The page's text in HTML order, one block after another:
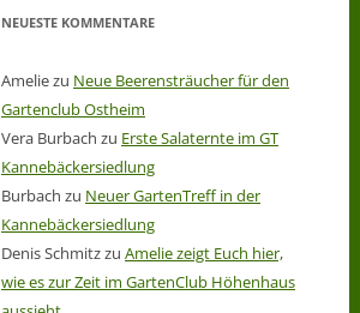
NEUESTE KOMMENTARE
Ameliezu Neue Beerensträucher für den
Gartenclub Ostheim
Vera Burbach zu Erste Salaternte im GT
Kannebäckersiedlung
Burbach zu Neuer GartenTreff in der
Kannebäckersiedlung
Denis Schmitzzu Amelie zeigt Euch hier,
wie es zur Zeit im GartenClub Höhenhaus